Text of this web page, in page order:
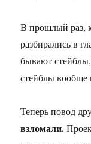
В прошлый раз,
разбирались в
бывают
стейблы
Теперь повод
взломали.